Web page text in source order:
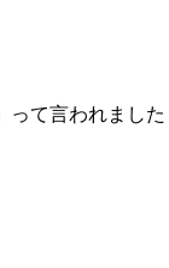
って言われました